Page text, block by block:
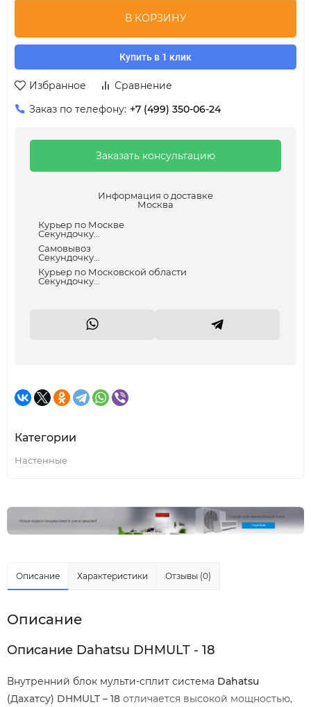
В КОРЗИНУ
Купить в 1 клик
Избранное
Сравнение
Заказ по телефону: +7 (499) 350-06-24
Заказать консультацию
Информация о доставке
Москва
Курьер по Москве
Секундочку...
Самовывоз
Секундочку...
Курьер по Московской области
Секундочку...
Категории
Настенные
Описание Характеристики Отзывы (0)
Описание
Описание Dahatsu DHMULT - 18
Внутренний блок мульти-сплит система Dahatsu
(Дахатсу) DHMULT – 18 отличается высокой мощностью,